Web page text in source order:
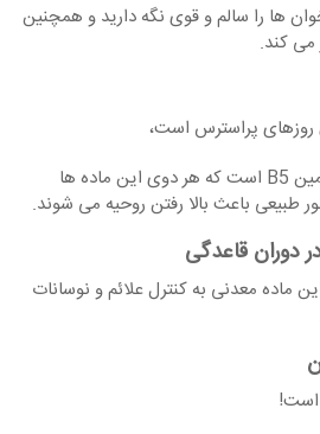
ها را سالم و قوی نگه دارید و همچنین
می کند.
روزهای پراسترس است،
چون حاوی تریپتوفان و ویتامین B5 است که هر دوی این ماده ها
طبیعی باعث بالا رفتن روحیه می شوند.
دوران قاعدگی
ماده معدنی به کنترل علائم و نوسانات
است!